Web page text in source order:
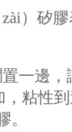
）矽
一邊
，粘性
。